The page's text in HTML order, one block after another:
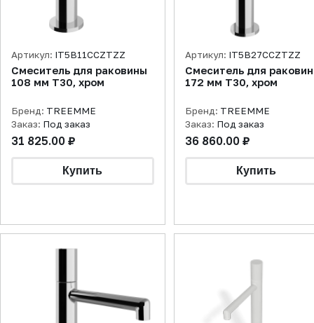
Артикул: IT5B11CCZTZZ
Смеситель для раковины
108 мм T30, хром
Бренд: TREEMME
Заказ: Под заказ
31 825.00 ₽
Артикул: IT5B27CCZTZZ
Смеситель для
172 мм T30, хром
Бренд: TREEMME
Заказ: Под заказ
36 860.00 ₽